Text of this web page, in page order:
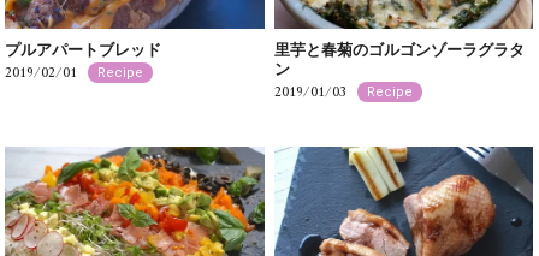
プルアパートブレッド
2019/02/01 Recipe
里芋と春菊のゴルゴンゾーラグラタ
ン
2019/01/03 Recipe